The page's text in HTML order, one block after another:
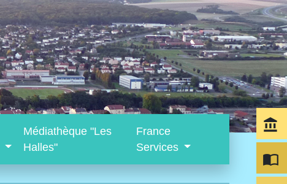
Médiathèque "Les
Halles"
France
Services
account_balance
import_contacts